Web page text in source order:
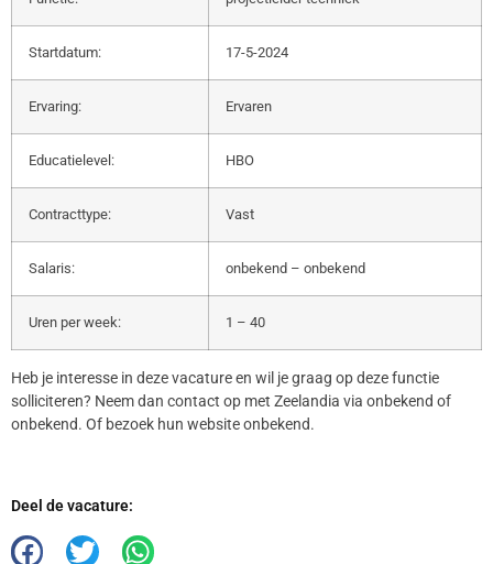
Startdatum: 17-5-2024
Ervaring: Ervaren
Educatielevel: HBO
Contracttype: Vast
Salaris: onbekend – onbekend
Uren per week: 1 – 40
Heb je interesse in deze vacature en wil je graag op deze functie
solliciteren? Neem dan contact op met Zeelandia via onbekend of
onbekend. Of bezoek hun website onbekend.
Deel de vacature: